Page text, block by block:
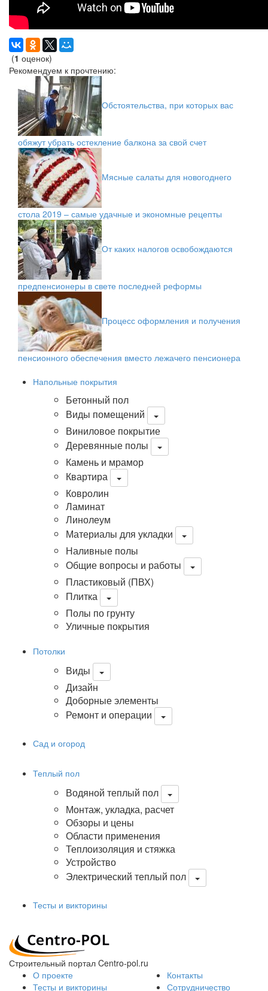
(1 оценок)
Рекомендуем к прочтению:
Обстоятельства, при которых вас
обяжут убрать остекление балкона за свой счет
Мясные салаты для новогоднего
стола 2019 – самые удачные и экономные рецепты
От каких налогов освобождаются
предпенсионеры в свете последней реформы
Процесс оформления и получения
пенсионного обеспечения вместо лежачего пенсионера
Напольные покрытия
Бетонный пол
Виды помещений
Виниловое покрытие
Деревянные полы
Камень и мрамор
Квартира
Ковролин
Ламинат
Линолеум
Материалы для укладки
Наливные полы
Общие вопросы и работы
Пластиковый (ПВХ)
Плитка
Полы по грунту
Уличные покрытия
Потолки
Виды
Дизайн
Доборные элементы
Ремонт и операции
Сад и огород
Теплый пол
Водяной теплый пол
Монтаж, укладка, расчет
Обзоры и цены
Области применения
Теплоизоляция и стяжка
Устройство
Электрический теплый пол
Тесты и викторины
Строительный портал Centro-pol.ru
О проекте
Тесты и викторины
Контакты
Сотрудничество